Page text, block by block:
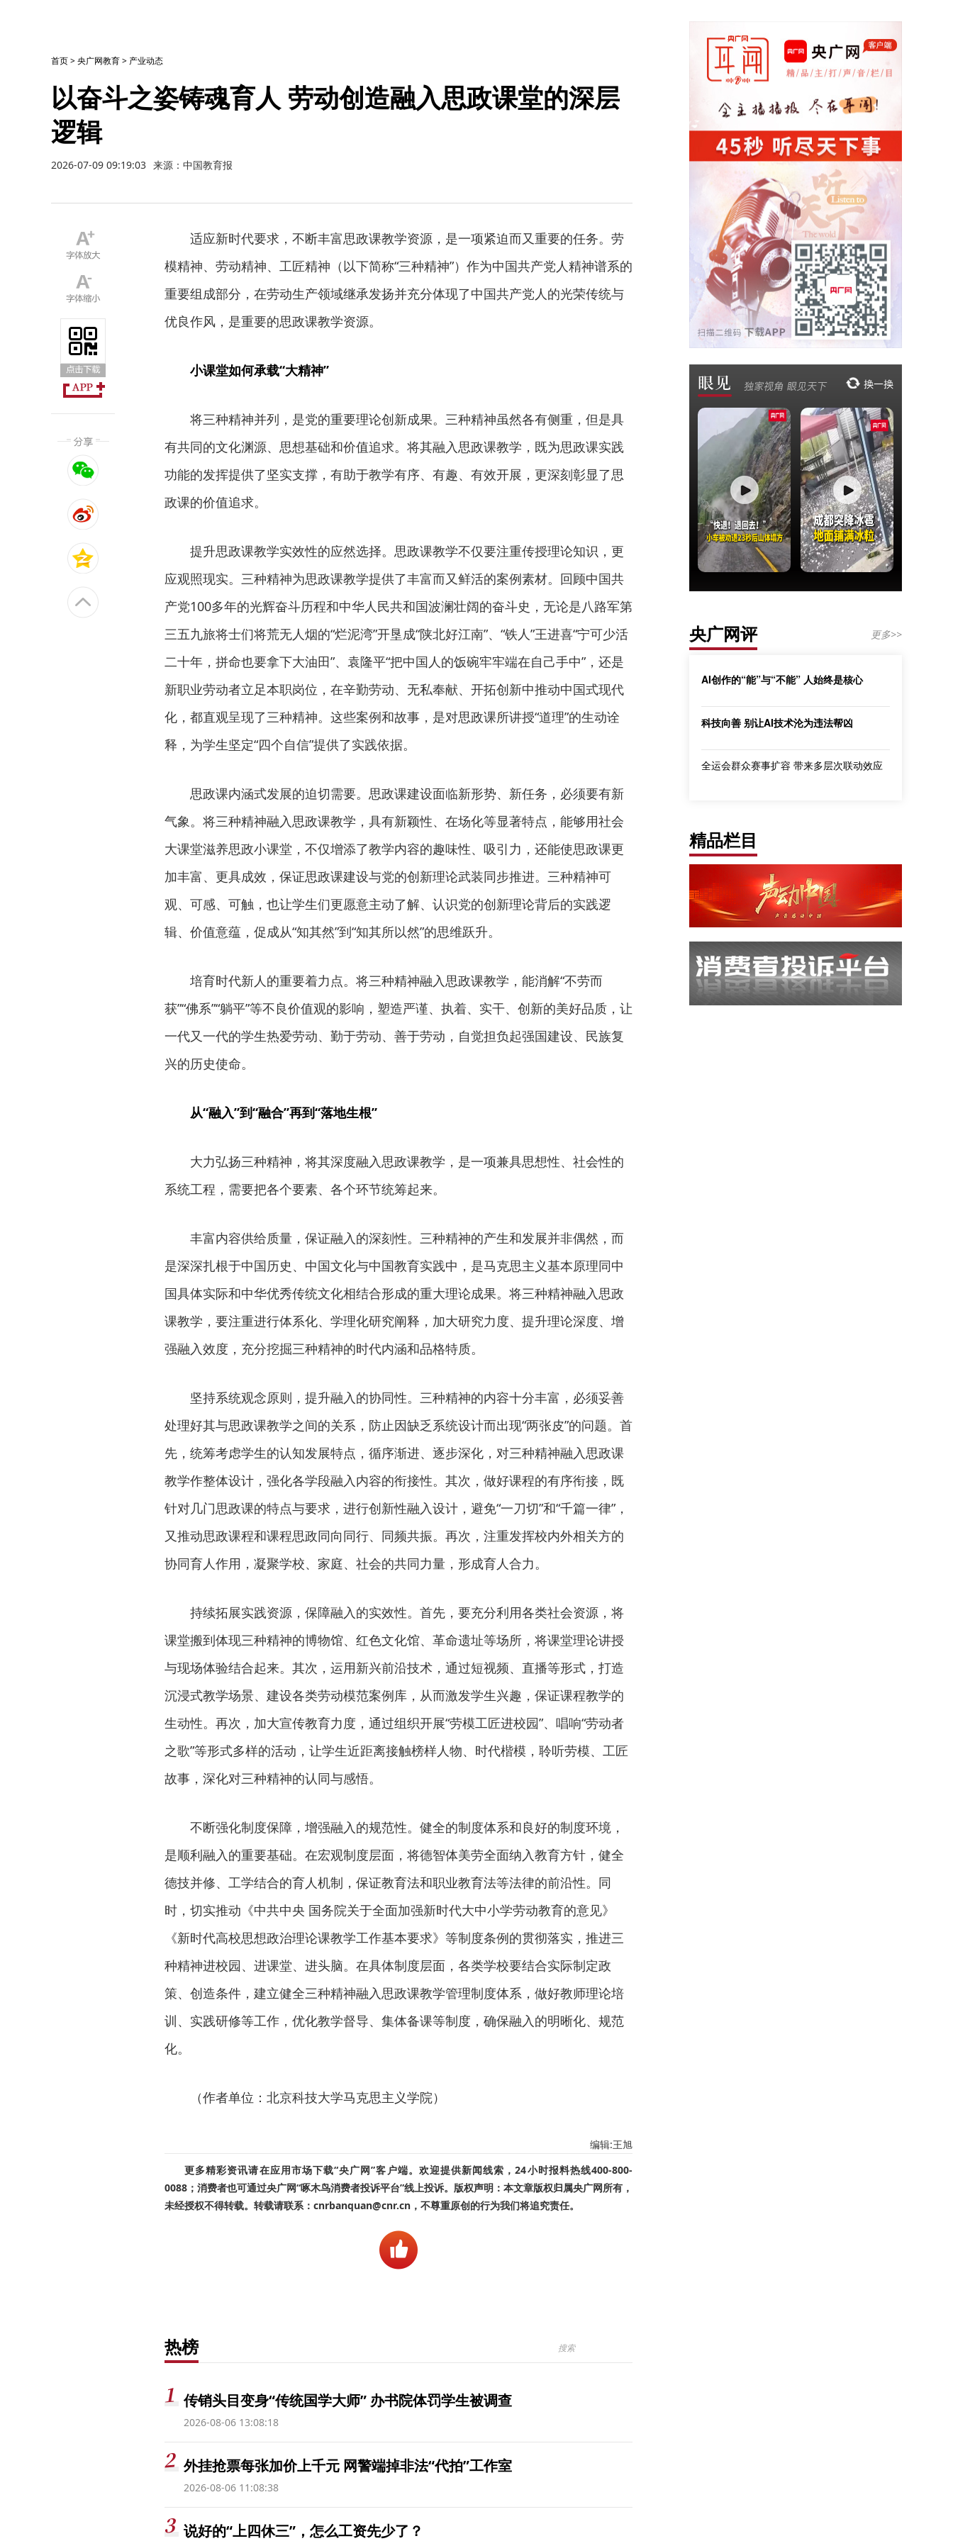
首页>央广网教育> 产业动态
以奋斗之姿铸魂育人 劳动创造融入思政课堂的深层
逻辑
2026-07-09 09:19:03 来源：中国教育报
适应新时代要求，不断丰富思政课教学资源，是一项紧迫而又重要的任务。劳
模精神、劳动精神、工匠精神（以下简称“三种精神”）作为中国共产党人精神谱系的
重要组成部分，在劳动生产领域继承发扬并充分体现了中国共产党人的光荣传统与
优良作风，是重要的思政课教学资源。
小课堂如何承载“大精神”
将三种精神并列，是党的重要理论创新成果。三种精神虽然各有侧重，但是具
有共同的文化渊源、思想基础和价值追求。将其融入思政课教学，既为思政课实践
功能的发挥提供了坚实支撑，有助于教学有序、有趣、有效开展，更深刻彰显了思
政课的价值追求。
提升思政课教学实效性的应然选择。思政课教学不仅要注重传授理论知识，更
应观照现实。三种精神为思政课教学提供了丰富而又鲜活的案例素材。回顾中国共
产党100多年的光辉奋斗历程和中华人民共和国波澜壮阔的奋斗史，无论是八路军第
三五九旅将士们将荒无人烟的“烂泥湾”开垦成“陕北好江南”、“铁人”王进喜“宁可少活
二十年，拼命也要拿下大油田”、袁隆平“把中国人的饭碗牢牢端在自己手中”，还是
新职业劳动者立足本职岗位，在辛勤劳动、无私奉献、开拓创新中推动中国式现代
化，都直观呈现了三种精神。这些案例和故事，是对思政课所讲授“道理”的生动诠
释，为学生坚定“四个自信”提供了实践依据。
思政课内涵式发展的迫切需要。思政课建设面临新形势、新任务，必须要有新
气象。将三种精神融入思政课教学，具有新颖性、在场化等显著特点，能够用社会
大课堂滋养思政小课堂，不仅增添了教学内容的趣味性、吸引力，还能使思政课更
加丰富、更具成效，保证思政课建设与党的创新理论武装同步推进。三种精神可
观、可感、可触，也让学生们更愿意主动了解、认识党的创新理论背后的实践逻
辑、价值意蕴，促成从“知其然”到“知其所以然”的思维跃升。
培育时代新人的重要着力点。将三种精神融入思政课教学，能消解“不劳而
获”“佛系”“躺平”等不良价值观的影响，塑造严谨、执着、实干、创新的美好品质，让
一代又一代的学生热爱劳动、勤于劳动、善于劳动，自觉担负起强国建设、民族复
兴的历史使命。
从“融入”到“融合”再到“落地生根”
大力弘扬三种精神，将其深度融入思政课教学，是一项兼具思想性、社会性的
系统工程，需要把各个要素、各个环节统筹起来。
丰富内容供给质量，保证融入的深刻性。三种精神的产生和发展并非偶然，而
是深深扎根于中国历史、中国文化与中国教育实践中，是马克思主义基本原理同中
国具体实际和中华优秀传统文化相结合形成的重大理论成果。将三种精神融入思政
课教学，要注重进行体系化、学理化研究阐释，加大研究力度、提升理论深度、增
强融入效度，充分挖掘三种精神的时代内涵和品格特质。
坚持系统观念原则，提升融入的协同性。三种精神的内容十分丰富，必须妥善
处理好其与思政课教学之间的关系，防止因缺乏系统设计而出现“两张皮”的问题。首
先，统筹考虑学生的认知发展特点，循序渐进、逐步深化，对三种精神融入思政课
教学作整体设计，强化各学段融入内容的衔接性。其次，做好课程的有序衔接，既
针对几门思政课的特点与要求，进行创新性融入设计，避免“一刀切”和“千篇一律”，
又推动思政课程和课程思政同向同行、同频共振。再次，注重发挥校内外相关方的
协同育人作用，凝聚学校、家庭、社会的共同力量，形成育人合力。
持续拓展实践资源，保障融入的实效性。首先，要充分利用各类社会资源，将
课堂搬到体现三种精神的博物馆、红色文化馆、革命遗址等场所，将课堂理论讲授
与现场体验结合起来。其次，运用新兴前沿技术，通过短视频、直播等形式，打造
沉浸式教学场景、建设各类劳动模范案例库，从而激发学生兴趣，保证课程教学的
生动性。再次，加大宣传教育力度，通过组织开展“劳模工匠进校园”、唱响“劳动者
之歌”等形式多样的活动，让学生近距离接触榜样人物、时代楷模，聆听劳模、工匠
故事，深化对三种精神的认同与感悟。
不断强化制度保障，增强融入的规范性。健全的制度体系和良好的制度环境，
是顺利融入的重要基础。在宏观制度层面，将德智体美劳全面纳入教育方针，健全
德技并修、工学结合的育人机制，保证教育法和职业教育法等法律的前沿性。同
时，切实推动《中共中央 国务院关于全面加强新时代大中小学劳动教育的意见》
《新时代高校思想政治理论课教学工作基本要求》等制度条例的贯彻落实，推进三
种精神进校园、进课堂、进头脑。在具体制度层面，各类学校要结合实际制定政
策、创造条件，建立健全三种精神融入思政课教学管理制度体系，做好教师理论培
训、实践研修等工作，优化教学督导、集体备课等制度，确保融入的明晰化、规范
化。
（作者单位：北京科技大学马克思主义学院）
编辑:王旭
更多精彩资讯请在应用市场下载“央广网”客户端。欢迎提供新闻线索，24小时报料热线400-800-
0088；消费者也可通过央广网“啄木鸟消费者投诉平台”线上投诉。版权声明：本文章版权归属央广网所有，
未经授权不得转载。转载请联系：cnrbanquan@cnr.cn，不尊重原创的行为我们将追究责任。
热榜
传销头目变身“传统国学大师” 办书院体罚学生被调查
2026-08-06 13:08:18
外挂抢票每张加价上千元 网警端掉非法“代拍”工作室
2026-08-06 11:08:38
说好的“上四休三”，怎么工资先少了？
央广网评 更多>>
AI创作的“能”与“不能” 人始终是核心
科技向善 别让AI技术沦为违法帮凶
全运会群众赛事扩容 带来多层次联动效应
精品栏目